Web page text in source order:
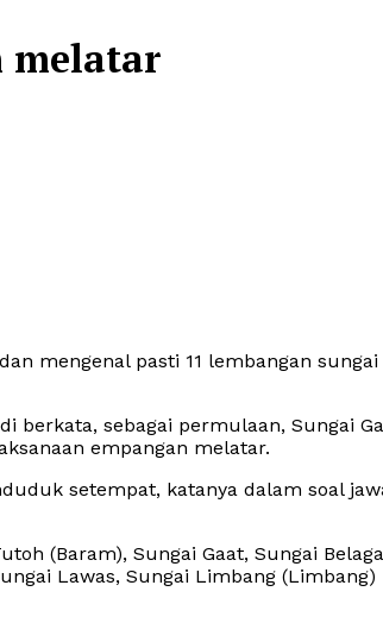
melatar
mengenal pasti 11 lembangan sungai
berkata, sebagai permulaan, Sungai
empangan melatar.
setempat, katanya dalam soal
(Baram), Sungai Gaat, Sungai
Lawas, Sungai Limbang (Limbang)